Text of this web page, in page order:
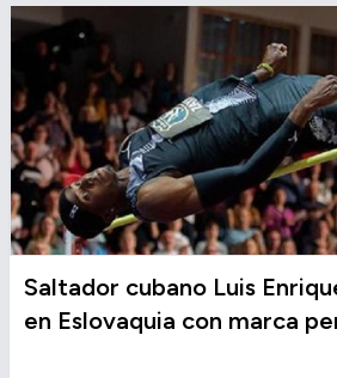
Saltador cubano Luis
en Eslovaquia con marca